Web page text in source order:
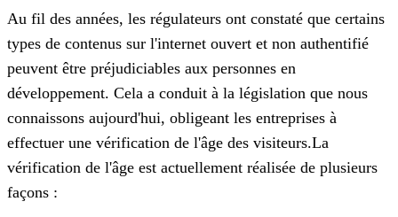
Au fil des années, les régulateurs ont constaté que certains
types de contenus sur l'internet ouvert et non authentifié
peuvent être préjudiciables aux personnes en
développement. Cela a conduit à la législation que nous
connaissons aujourd'hui, obligeant les entreprises à
effectuer une vérification de l'âge des visiteurs.La
vérification de l'âge est actuellement réalisée de plusieurs
façons :